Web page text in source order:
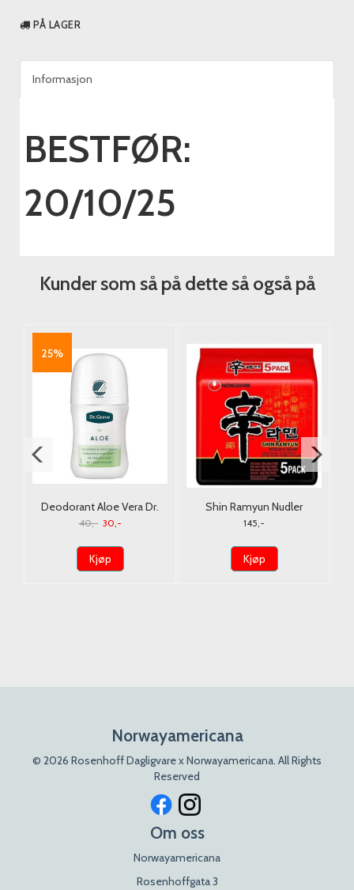
PÅ LAGER
Informasjon
BESTFØR:
20/10/25
Kunder som så på dette så også på
25%
Deodorant Aloe Vera Dr.
Greve 50ml.
40,- 30,-
Kjøp
Shin Ramyun Nudler
Nongshim 5x120g.
145,-
Kjøp
Norwayamericana
© 2026 Rosenhoff Dagligvare x Norwayamericana. All Rights
Reserved
Om oss
Norwayamericana
Rosenhoffgata 3